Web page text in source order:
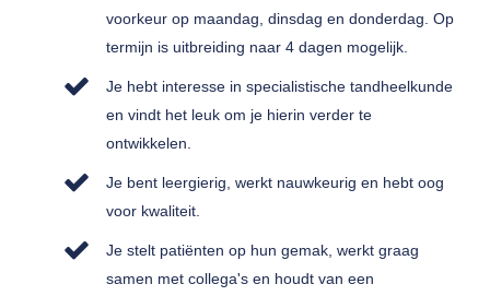
voorkeur op maandag, dinsdag en donderdag. Op
termijn is uitbreiding naar 4 dagen mogelijk.
Je hebt interesse in specialistische tandheelkunde
en vindt het leuk om je hierin verder te
ontwikkelen.
Je bent leergierig, werkt nauwkeurig en hebt oog
voor kwaliteit.
Je stelt patiënten op hun gemak, werkt graag
samen met collega's en houdt van een